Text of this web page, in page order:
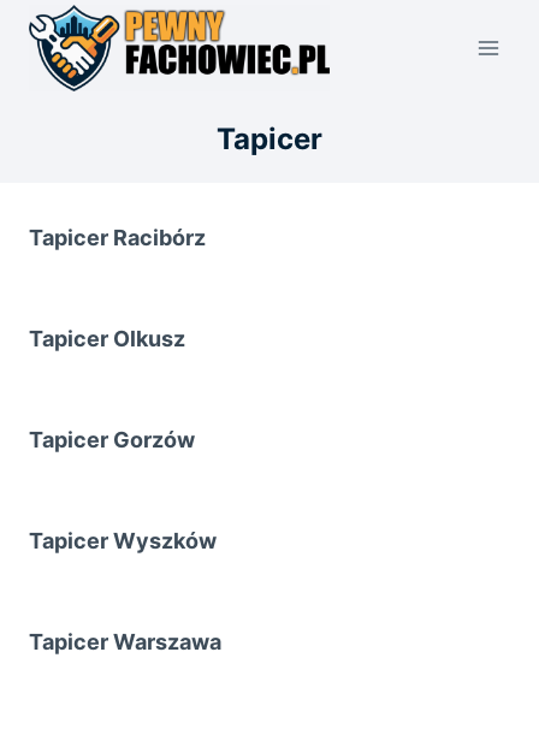
Przejdź
treści
Tapicer
Tapicer Racibórz
Tapicer Olkusz
Tapicer Gorzów
Tapicer Wyszków
Tapicer Warszawa